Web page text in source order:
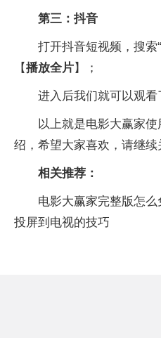
第三：抖音
打开抖音短视频，搜
【播放全片】；
进入后我们就可以观看
以上就是电影大赢家
绍，希望大家喜欢，请继续
相关推荐：
电影大赢家完整版怎
投屏到电视的技巧